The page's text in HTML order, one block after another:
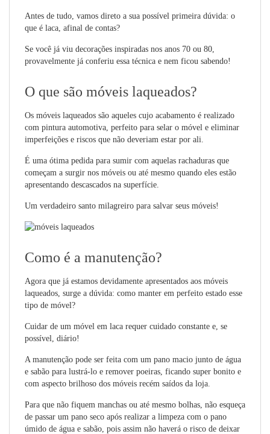
Antes de tudo, vamos direto a sua possível primeira dúvida: o
que é laca, afinal de contas?
Se você já viu decorações inspiradas nos anos 70 ou 80,
provavelmente já conferiu essa técnica e nem ficou sabendo!
O que são móveis laqueados?
Os móveis laqueados são aqueles cujo acabamento é realizado
com pintura automotiva, perfeito para selar o móvel e eliminar
imperfeições e riscos que não deveriam estar por ali.
É uma ótima pedida para sumir com aquelas rachaduras que
começam a surgir nos móveis ou até mesmo quando eles estão
apresentando descascados na superfície.
Um verdadeiro santo milagreiro para salvar seus móveis!
Como é a manutenção?
Agora que já estamos devidamente apresentados aos móveis
laqueados, surge a dúvida: como manter em perfeito estado esse
tipo de móvel?
Cuidar de um móvel em laca requer cuidado constante e, se
possível, diário!
A manutenção pode ser feita com um pano macio junto de água
e sabão para lustrá-lo e remover poeiras, ficando super bonito e
com aspecto brilhoso dos móveis recém saídos da loja.
Para que não fiquem manchas ou até mesmo bolhas, não esqueça
de passar um pano seco após realizar a limpeza com o pano
úmido de água e sabão, pois assim não haverá o risco de deixar